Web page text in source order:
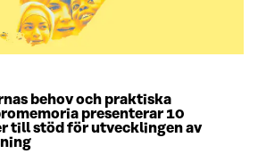
behov och praktiska
presenterar 10
till stöd för utvecklingen av